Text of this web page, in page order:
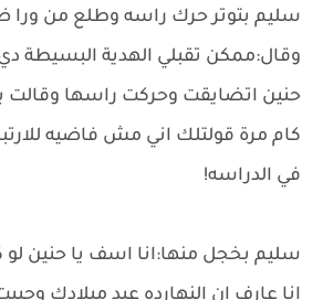
سليم بتوتر حرك راسه وطلع من ورا
وقال:ممكن تقبلي الهدية البسيطة
حنين اتضايقت وحركت راسها
كام مرة قولتلك اني مش فاضيه
في الدراسه!
سليم بخجل منها:انا اسف يا حنين
انا عارف ان النهارده عيد ميلادك